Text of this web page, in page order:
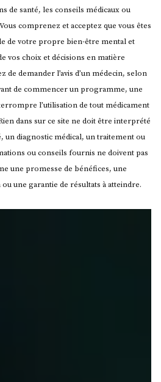
de santé, les conseils médicaux ou
comprenez et acceptez que vous êtes
de votre propre bien-être mental et
vos choix et décisions en matière
de demander l’avis d’un médecin, selon
de commencer un programme, une
l’utilisation de tout médicament
dans sur ce site ne doit être interprété
un diagnostic médical, un traitement ou
ou conseils fournis ne doivent pas
une promesse de bénéfices, une
une garantie de résultats à atteindre.